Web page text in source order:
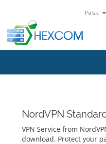
Polski
NordVPN
VPN Service from
download. Protect your